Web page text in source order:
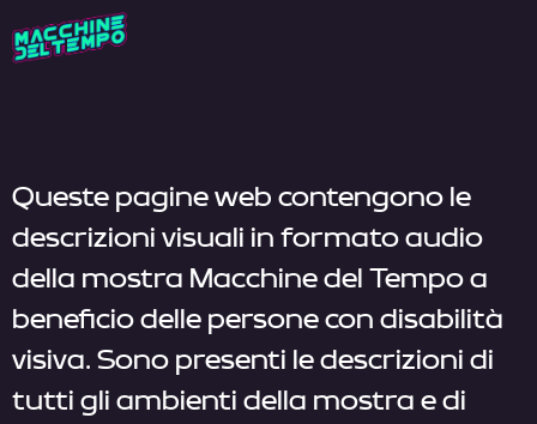
Queste pagine web contengono le
descrizioni visuali in formato audio
della mostra Macchine del Tempo a
beneficio delle persone con disabilità
visiva. Sono presenti le descrizioni di
tutti gli ambienti della mostra e di